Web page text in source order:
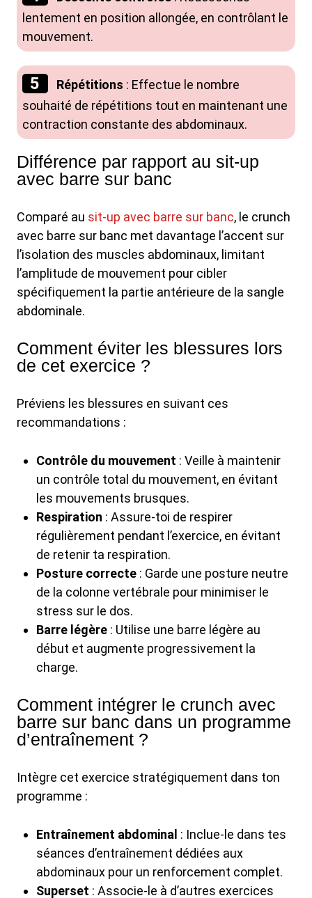
lentement en position allongée, en contrôlant le
mouvement.
Répétitions : Effectue le nombre
souhaité de répétitions tout en maintenant une
contraction constante des abdominaux.
Différence par rapport au sit-up
avec barre sur banc
Comparé au sit-up avec barre sur banc, le crunch
avec barre sur banc met davantage l’accent sur
l’isolation des muscles abdominaux, limitant
l’amplitude de mouvement pour cibler
spécifiquement la partie antérieure de la sangle
abdominale.
Comment éviter les blessures lors
de cet exercice ?
Préviens les blessures en suivant ces
recommandations :
Contrôle du mouvement : Veille à maintenir
un contrôle total du mouvement, en évitant
les mouvements brusques.
Respiration : Assure-toi de respirer
régulièrement pendant l’exercice, en évitant
de retenir ta respiration.
Posture correcte: Garde une posture neutre
de la colonne vertébrale pour minimiser le
stress sur le dos.
Barre légère: Utilise une barre légère au
début et augmente progressivement la
charge.
Comment intégrer le crunch avec
barre sur banc dans un programme
d’entraînement ?
Intègre cet exercice stratégiquement dans ton
programme :
Entraînement abdominal : Inclue-le dans tes
séances d’entraînement dédiées aux
abdominaux pour un renforcement complet.
Superset : Associe-le à d’autres exercices